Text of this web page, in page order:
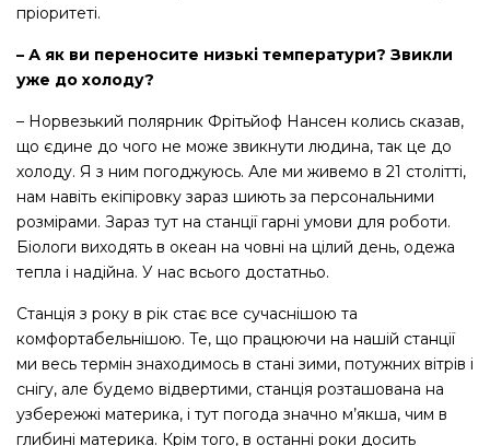
пріоритеті.
– А як ви переносите низькі температури? Звикли
уже до холоду?
– Норвезький полярник Фрітьйоф Нансен колись сказав,
що єдине до чого не може звикнути людина, так це до
холоду. Я з ним погоджуюсь. Але ми живемо в 21 столітті,
нам навіть екіпіровку зараз шиють за персональними
розмірами. Зараз тут на станції гарні умови для роботи.
Біологи виходять в океан на човні на цілий день, одежа
тепла і надійна. У нас всього достатньо.
Станція з року в рік стає все сучаснішою та
комфортабельнішою. Те, що працюючи на нашій станції
ми весь термін знаходимось в стані зими, потужних вітрів і
снігу, але будемо відвертими, станція розташована на
узбережжі материка, і тут погода значно м’якша, чим в
глибині материка. Крім того, в останні роки досить